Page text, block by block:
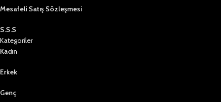
Mesafeli Satış Sözleşmesi
S.S.S
Kategoriler
Kadın
Erkek
Genç